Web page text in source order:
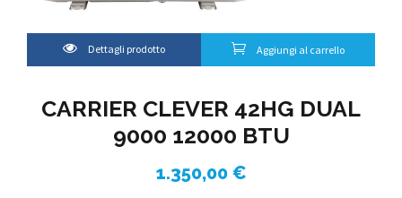
Dettagli prodotto Aggiungi al carrello
CARRIER CLEVER 42HG DUAL
9000 12000 BTU
1.350,00 €